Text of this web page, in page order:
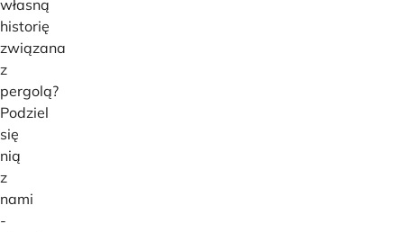
własną
historię
związana
z
pergolą?
Podziel
się
nią
z
nami
-